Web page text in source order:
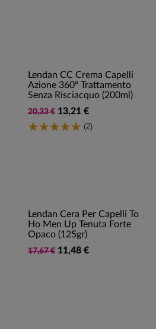
Lendan CC Crema Capelli
Azione 360º Trattamento
Senza Risciacquo (200ml)
20,33 € 13,21 €
(2)
Lendan Cera Per Capelli To
Ho Men Up Tenuta Forte
Opaco (125gr)
17,67 € 11,48 €